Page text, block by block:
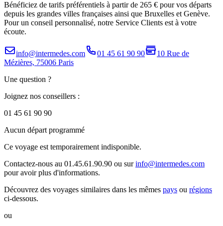
Bénéficiez de tarifs préférentiels à partir de 265 € pour vos départs
depuis les grandes villes françaises ainsi que Bruxelles et Genève.
Pour un conseil personnalisé, notre Service Clients est à votre
écoute.
info@intermedes.com 01 45 61 90 90
10 Rue de
Mézières, 75006 Paris
Une question ?
Joignez nos conseillers :
01 45 61 90 90
Aucun départ programmé
Ce voyage est temporairement indisponible.
Contactez-nous au 01.45.61.90.90 ou surinfo@intermedes.com
pour avoir plus d'informations.
Découvrez des voyages similaires dans les mêmes pays ou régions
ci-dessous.
ou